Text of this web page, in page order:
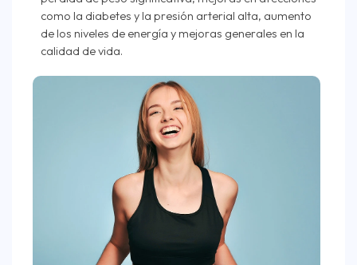
como la diabetes y la presión arterial alta, aumento
de los niveles de energía y mejoras generales en la
calidad de vida.